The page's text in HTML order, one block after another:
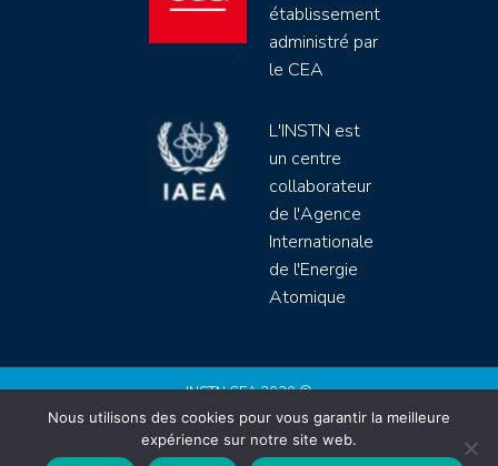
établissement
administré par
le CEA
L'INSTN est
un centre
collaborateur
de l'Agence
Internationale
de l'Energie
Atomique
INSTN CEA 2020 ©
Politique de protection de données (rgpd)
Règlement intérieur
Mentions légales
Nous utilisons des cookies pour vous garantir la meilleure
expérience sur notre site web.